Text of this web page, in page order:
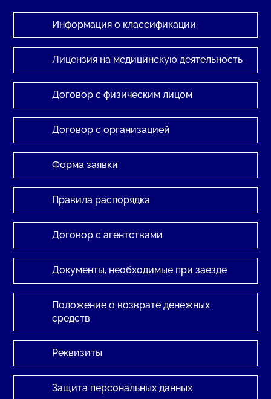
Информация о классификации
Лицензия на медицинскую деятельность
Договор с физическим лицом
Договор с организацией
Форма заявки
Правила распорядка
Договор с агентствами
Документы, необходимые при заезде
Положение о возврате денежных
средств
Реквизиты
Защита персональных данных